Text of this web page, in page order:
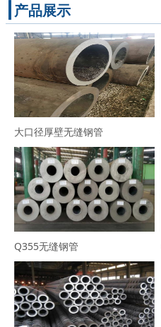
产品展示
大口径厚壁无缝钢管
Q355无缝钢管